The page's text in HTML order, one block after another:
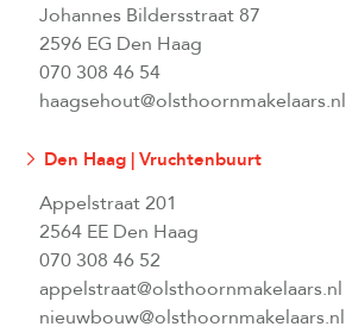
Johannes Bildersstraat 87
2596 EG Den Haag
070 308 46 54
haagsehout@olsthoornmakelaars.nl
Den Haag | Vruchtenbuurt
Appelstraat 201
2564 EE Den Haag
070 308 46 52
appelstraat@olsthoornmakelaars.nl
nieuwbouw@olsthoornmakelaars.nl